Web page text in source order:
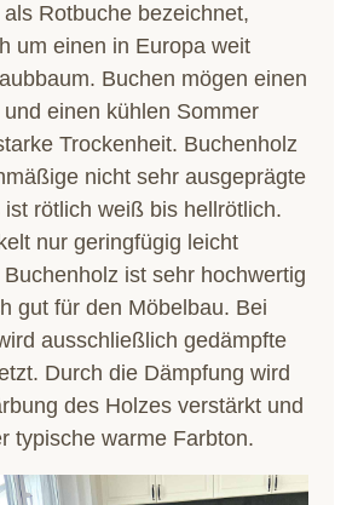
Rotbuche bezeichnet,
um einen in Europa weit
Buchen mögen einen
einen kühlen Sommer
Trockenheit. Buchenholz
nicht sehr ausgeprägte
rötlich weiß bis hellrötlich.
nur geringfügig leicht
ist sehr hochwertig
gut für den Möbelbau. Bei
ausschließlich gedämpfte
Durch die Dämpfung wird
des Holzes verstärkt und
typische warme Farbton.